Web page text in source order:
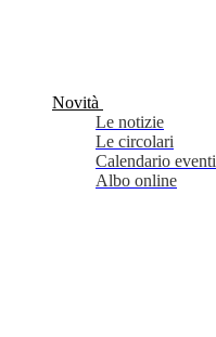
Novità
Le notizie
Le circolari
Calendario eventi
Albo online